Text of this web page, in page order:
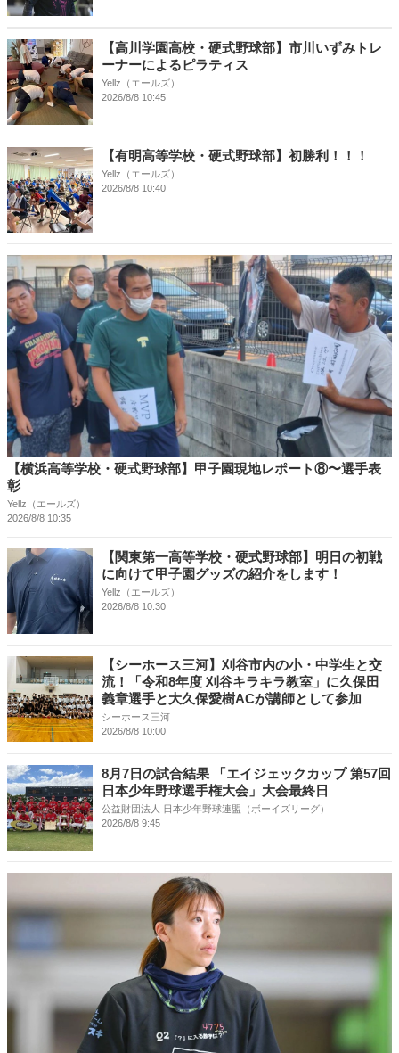
【高川学園高校・硬式野球部】市川いずみトレ
ーナーによるピラティス
Yellz（エールズ）
2026/8/8 10:45
【有明高等学校・硬式野球部】初勝利！！！
Yellz（エールズ）
2026/8/8 10:40
【横浜高等学校・硬式野球部】甲子園現地レポート⑧〜選手表
彰
Yellz（エールズ）
2026/8/8 10:35
【関東第一高等学校・硬式野球部】明日の初戦
に向けて甲子園グッズの紹介をします！
Yellz（エールズ）
2026/8/8 10:30
【シーホース三河】刈谷市内の小・中学生と交
流！「令和8年度 刈谷キラキラ教室」に久保田
義章選手と大久保愛樹ACが講師として参加
シーホース三河
2026/8/8 10:00
8月7日の試合結果 「エイジェックカップ 第57回
日本少年野球選手権大会」大会最終日
公益財団法人 日本少年野球連盟（ボーイズリーグ）
2026/8/8 9:45